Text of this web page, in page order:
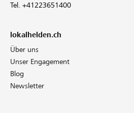
Tel. +41223651400
lokalhelden.ch
Über uns
Unser Engagement
Blog
Newsletter